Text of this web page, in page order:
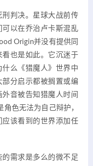
判决。星球大战前传
以在乔治卢卡斯混乱
Origin并没有提供同
也是如此。它沉迷于
么《猎魔人》世界中
分启示都被搁置或编
音被告知猎魔人时间
角色无法为自己辩护，
该看到的世界添加任
需求是多么的微不足